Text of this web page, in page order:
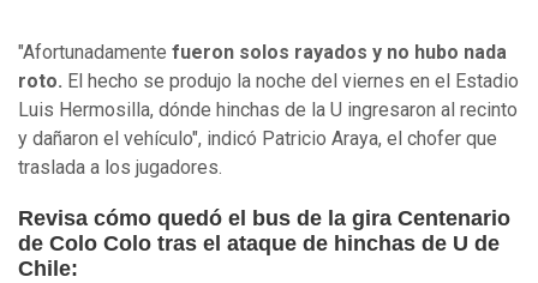
"Afortunadamente fueron solos rayados y no hubo nada
roto. El hecho se produjo la noche del viernes en el Estadio
Luis Hermosilla, dónde hinchas de la U ingresaron al recinto
y dañaron el vehículo", indicó Patricio Araya, el chofer que
traslada a los jugadores.
Revisa cómo quedó el bus de la gira Centenario
de Colo Colo tras el ataque de hinchas de U de
Chile: